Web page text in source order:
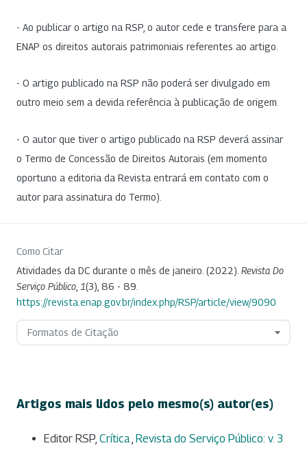
- Ao publicar o artigo na RSP, o autor cede e transfere para a
ENAP os direitos autorais patrimoniais referentes ao artigo.
- O artigo publicado na RSP não poderá ser divulgado em
outro meio sem a devida referência à publicação de origem.
- O autor que tiver o artigo publicado na RSP deverá assinar
o Termo de Concessão de Direitos Autorais (em momento
oportuno a editoria da Revista entrará em contato com o
autor para assinatura do Termo).
Como Citar
Atividades da DC durante o mês de janeiro. (2022). Revista Do
Serviço Público 1(3), 86 - 89.
https://revista.enap.gov.br/index.php/RSP/article/view/9090
Formatos de Citação
Artigos mais lidos pelo mesmo(s) autor(es)
Editor RSP, Crítica, Revista do Serviço Público: v. 3